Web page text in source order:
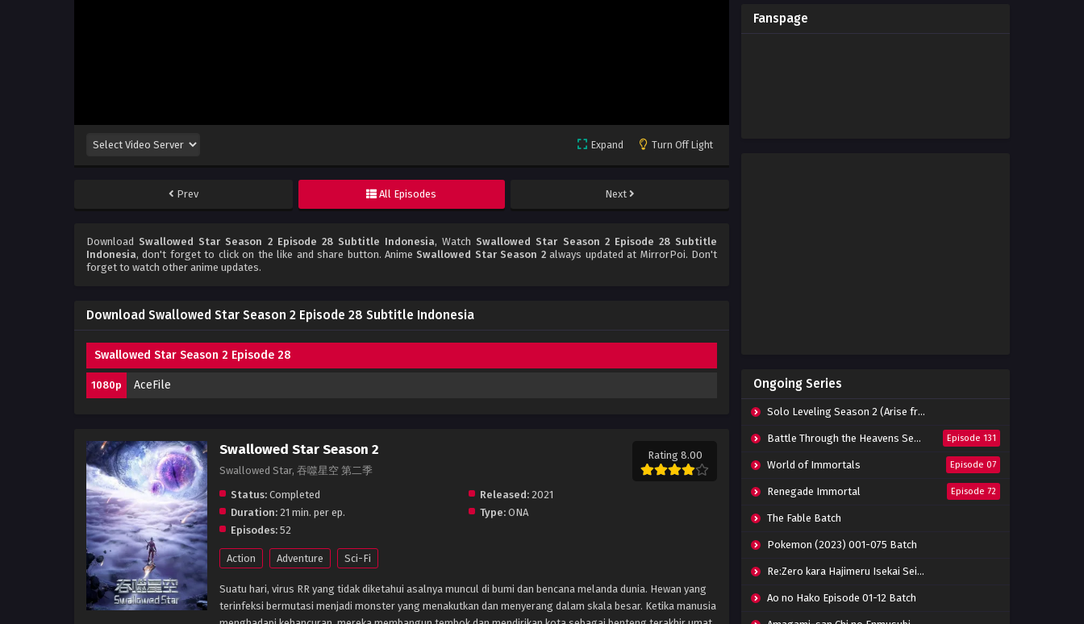
Expand Turn Off Light
Prev All Episodes Next
Download Swallowed Star Season 2 Episode 28 Subtitle Indonesia, Watch Swallowed Star Season 2 Episode 28 Subtitle
Indonesia, don't forget to click on the like and share button. Anime Swallowed Star Season 2always updated at MirrorPoi. Don't
forget to watch other anime updates.
Download Swallowed Star Season 2 Episode 28 Subtitle Indonesia
Swallowed Star Season 2 Episode 28
1080p AceFile
Swallowed Star Season 2
Swallowed Star, 吞噬星空 第二季
Rating 8.00
Status: Completed Released:2021
Duration: 21 min. per ep. Type:ONA
Episodes: 52
Action Adventure Sci-Fi
Suatu hari, virus RR yang tidak diketahui asalnya muncul di bumi dan bencana melanda dunia. Hewan yang
terinfeksi bermutasi menjadi monster yang menakutkan dan menyerang dalam skala besar. Ketika manusia
Episode 49 Subtitle Indonesia
Eps 49 - February 15, 2023
Swallowed Star Season 2
Episode 48 Subtitle Indonesia
Eps 48 - February 8, 2023
Swallowed Star Season 2
Episode 47 Subtitle Indonesia
Swallowed Star Season 2
Episode 46 Subtitle Indonesia
Eps 46 - February 3, 2023
Fanspage
Ongoing Series
Solo Leveling Season 2 (Arise from the Shadow)
Battle Through the Heavens Season 5 Episode 131
World of Immortals Episode 07
Renegade Immortal Episode 72
The Fable Batch
Pokemon (2023) 001-075 Batch
Re:Zero kara Hajimeru Isekai Seikatsu Season 3 Episode 01-08 Batch
Ao no Hako Episode 01-12 Batch